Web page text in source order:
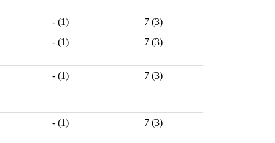
- (1)
7 (3)
- (1)
7 (3)
- (1) 7 (3)
- (1) 7 (3)